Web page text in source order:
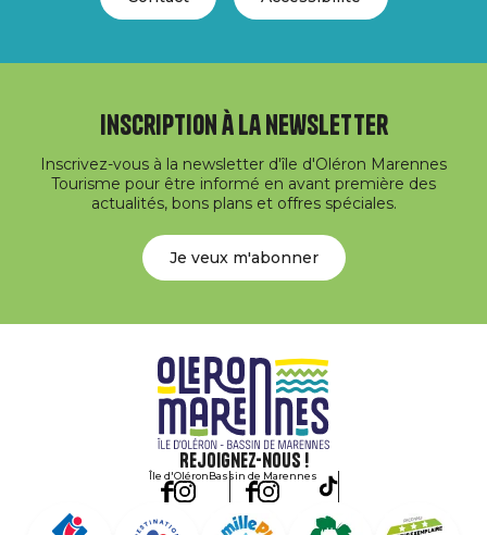
Inscription à la newsletter
Inscrivez-vous à la newsletter d'île d'Oléron Marennes
Tourisme pour être informé en avant première des
actualités, bons plans et offres spéciales.
Je veux m'abonner
Rejoignez-nous !
Île d'OléronBassin de Marennes